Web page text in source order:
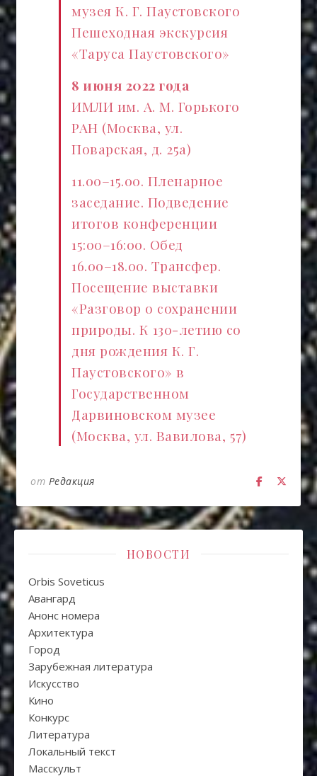
музея К. Г. Паустовского
Пешеходная экскурсия
«Таруса Паустовского»
8 июня 2022 года
ИМЛИ им. А. М. Горького
РАН (Москва, ул.
Поварская, д. 25а)
11.00–15.00. Пленарное
заседание. Подведение
итогов конференции
15:00–16:00. Обед
16.00–18.00. Трансфер.
Посещение выставки
«Разговор о сохранении
природы. К 130-летию со
дня рождения К. Г.
Паустовского» в
Государственном
Дарвиновском музее
(Москва, ул. Вавилова, 57)
от Редакция
НОВОСТИ
Orbis Soveticus
Авангард
Анонс номера
Архитектура
Город
Зарубежная литература
Искуcство
Кино
Конкурс
Литература
Локальный текст
Масскульт